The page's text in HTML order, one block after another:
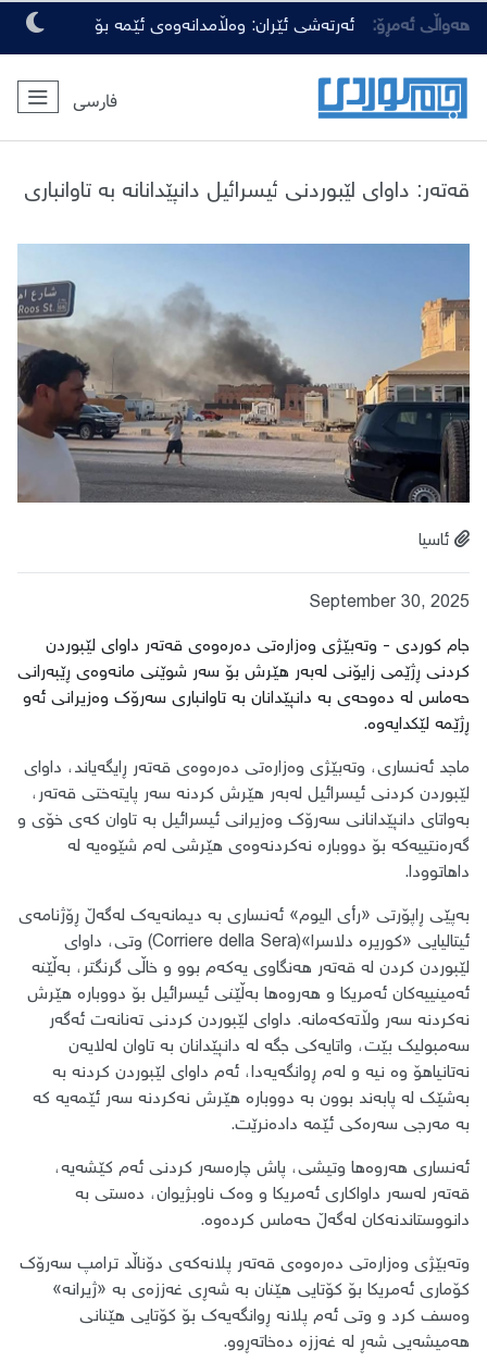
هەواڵی ئەمڕۆ: ئەرتەشی ئێران: وەڵامدانەوەی ئێمە بۆ
هەرچەشنە دەستدرێژیەکی دوژمنان، توندتر
و کەمەرشکێنتر دەبێت
فارسی
قەتەر: داوای لێبوردنی ئیسرائیل دانپێدانانە بە تاوانباری
ئاسیا
September 30, 2025
جام کوردی - وتەبێژی وەزارەتی دەرەوەی قەتەر داوای لێبوردن
کردنی ڕژێمی زایۆنی لەبەر هێرش بۆ سەر شوێنی مانەوەی ڕێبەرانی
حەماس لە دەوحەی بە دانپێدانان بە تاوانباری سەرۆک وەزیرانی ئەو
ڕژێمە لێکدایەوە.
ماجد ئەنساری، وتەبێژی وەزارەتی دەرەوەی قەتەر ڕایگەیاند، داوای
لێبوردن کردنی ئیسرائیل لەبەر هێرش کردنە سەر پایتەختی قەتەر،
بەواتای دانپێدانانی سەرۆک وەزیرانی ئیسرائیل بە تاوان کەی خۆی و
گەرەنتییەکە بۆ دووبارە نەکردنەوەی هێرشی لەم شێوەیە لە
داهاتوودا.
بەپێی ڕاپۆرتی «رأی الیوم» ئەنساری به دیمانەیەک لەگەڵ ڕۆژنامەی
ئیتالیایی «کوریرە دلاسرا»(Corriere della Sera) وتی، داوای
لێبوردن کردن لە قەتەر هەنگاوی یەکەم بوو و خاڵی گرنگتر، بەڵێنە
ئەمینییەکان ئەمریکا و ھەروەھا بەڵێنی ئیسرائیل بۆ دووبارە هێرش
نەکردنە سەر وڵاتەکەمانە. داوای لێبوردن کردنی تەنانەت ئەگەر
سەمبولیک بێت، واتایەکی جگە لە دانپێدانان بە تاوان لەلایەن
نەتانیاهۆ وە نیە و لەم ڕوانگەیەدا، ئەم داوای لێبوردن کردنە بە
بەشێک لە پابەند بوون بە دووبارە هێرش نەکردنە سەر ئێمەیە کە
بە مەرجی سەرەکی ئێمە دادەنرێت.
ئەنساری هەروەها وتیشی، پاش چارەسەر کردنی ئەم کێشەیە،
قەتەر لەسەر داواکاری ئەمریکا و وەک ناوبژیوان، دەستی بە
دانووستاندنەکان لەگەڵ حەماس کردەوە.
وتەبێژی وەزارەتی دەرەوەی قەتەر پلانەکەی دۆناڵد ترامپ سەرۆک
کۆماری ئەمریکا بۆ کۆتایی ھێنان بە شەڕی غەززەی بە «ژیرانە»
وەسف کرد و وتی ئەم پلانە ڕوانگەیەک بۆ کۆتایی ھێنانی
هەمیشەیی شەڕ لە غەززە دەخاتەڕوو.